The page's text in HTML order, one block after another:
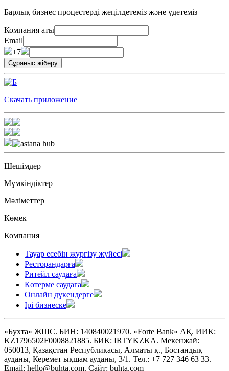
Барлық бизнес процестерді жеңілдетеміз және үдетеміз
Компания аты
Email
+7
Скачать приложение
Шешімдер
Мүмкіндіктер
Мәліметтер
Көмек
Компания
Тауар есебін жүргізу жүйесі
Ресторандарға
Ритейл саудаға
Көтерме саудаға
Онлайн дүкендерге
Ірі бизнеске
«Бухта» ЖШС. БИН: 140840021970. «Forte Bank» АҚ. ИИК:
KZ1796502F0008821885. БИК: IRTYKZKA. Мекенжай:
050013, Қазақстан Республикасы, Алматы қ., Бостандық
ауданы, Керемет ықшам ауданы, 3/1. Тел.: +7 727 346 63 33.
Email: hello@buhta.com. Сайт: buhta.com